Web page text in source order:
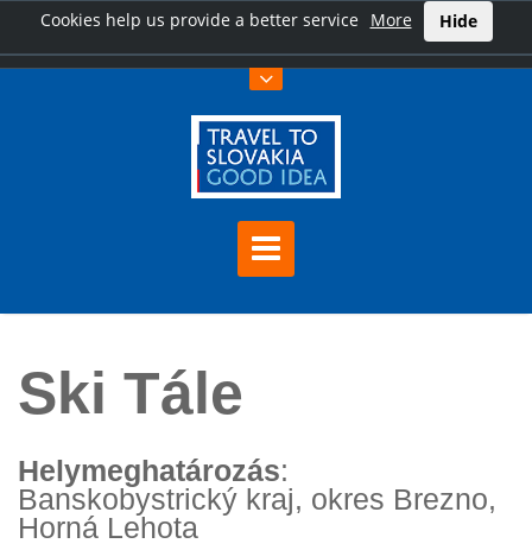
Cookies help us provide a better service More Hide
Ski Tále
Helymeghatározás:
Banskobystrický kraj, okres Brezno,
Horná Lehota